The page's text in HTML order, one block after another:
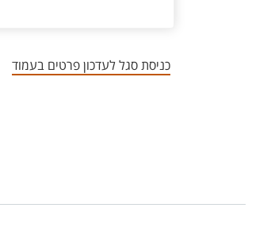
כניסת סגל לעדכון פרטים בעמוד